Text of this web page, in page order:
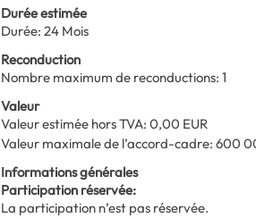
Durée estimée
Durée: 24 Mois
Reconduction
Nombre maximum de reconductions: 1
Valeur
Valeur estimée hors TVA: 0,00 EUR
Valeur maximale de l’accord-cadre: 600
Informations générales
Participation réservée:
La participation n’est pas réservée.